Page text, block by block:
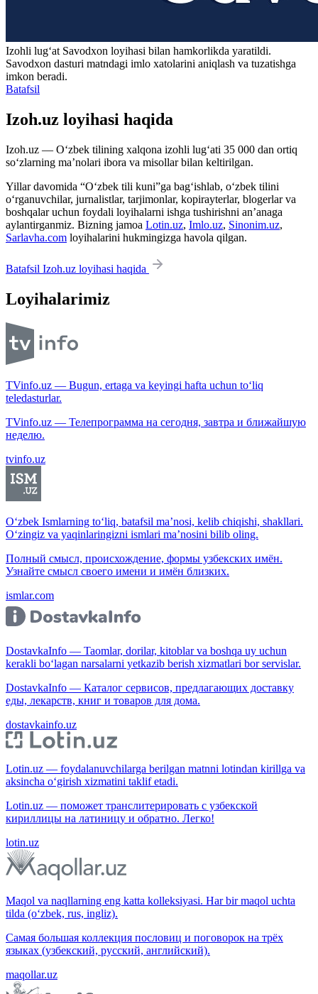
Izohli lugʻat Savodxon loyihasi bilan hamkorlikda yaratildi.
Savodxon dasturi matndagi imlo xatolarini aniqlash va tuzatishga
imkon beradi.
Batafsil
Izoh.uz loyihasi haqida
Izoh.uz — O‘zbek tilining xalqona izohli lug‘ati 35 000 dan ortiq
so‘zlarning ma’nolari ibora va misollar bilan keltirilgan.
Yillar davomida “O‘zbek tili kuni”ga bag‘ishlab, o‘zbek tilini
o‘rganuvchilar, jurnalistlar, tarjimonlar, kopirayterlar, blogerlar va
boshqalar uchun foydali loyihalarni ishga tushirishni an’anaga
aylantirganmiz. Bizning jamoa Lotin.uz, Imlo.uz, Sinonim.uz,
Sarlavha.com loyihalarini hukmingizga havola qilgan.
Batafsil Izoh.uz loyihasi haqida
Loyihalarimiz
TVinfo.uz — Bugun, ertaga va keyingi hafta uchun to‘liq
teledasturlar.
TVinfo.uz — Телепрограмма на сегодня, завтра и ближайшую
неделю.
tvinfo.uz
O‘zbek Ismlarning to‘liq, batafsil ma’nosi, kelib chiqishi, shakllari.
O‘zingiz va yaqinlaringizni ismlari ma’nosini bilib oling.
Полный смысл, происхождение, формы узбекских имён.
Узнайте смысл своего имени и имён близких.
ismlar.com
DostavkaInfo — Taomlar, dorilar, kitoblar va boshqa uy uchun
kerakli bo‘lagan narsalarni yetkazib berish xizmatlari bor servislar.
DostavkaInfo — Каталог сервисов, предлагающих доставку
еды, лекарств, книг и товаров для дома.
dostavkainfo.uz
Lotin.uz — foydalanuvchilarga berilgan matnni lotindan kirillga va
aksincha o‘girish xizmatini taklif etadi.
Lotin.uz — поможет транслитерировать с узбекской
кириллицы на латиницу и обратно. Легко!
lotin.uz
Maqol va naqllarning eng katta kolleksiyasi. Har bir maqol uchta
tilda (o‘zbek, rus, ingliz).
Самая большая коллекция пословиц и поговорок на трёх
языках (узбекский, русский, английский).
maqollar.uz